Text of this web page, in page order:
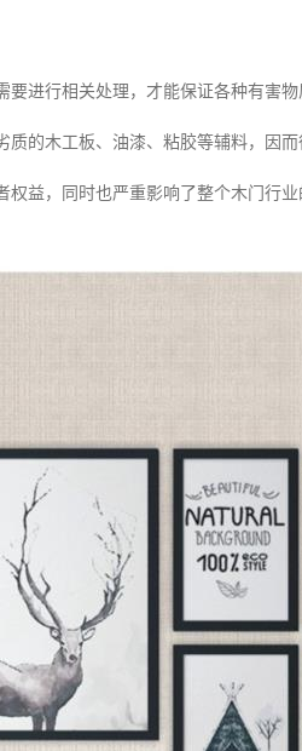
进行相关处理，才能保证各种有害
的木工板、油漆、粘胶等辅料，因
益，同时也严重影响了整个木门行业